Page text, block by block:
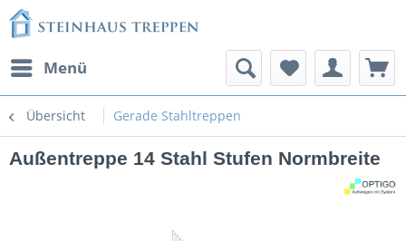
Menü
Übersicht Gerade Stahltreppen
Außentreppe 14 Stahl Stufen Normbreite